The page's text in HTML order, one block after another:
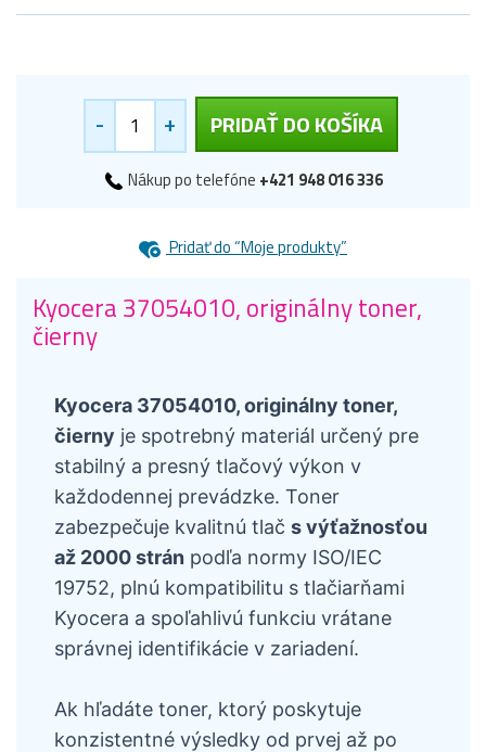
- + PRIDAŤ DO KOŠÍKA
Nákup po telefóne +421 948 016 336
Pridať do “Moje produkty”
Kyocera 37054010, originálny toner,
čierny
Kyocera 37054010, originálny toner,
čierny je spotrebný materiál určený pre
stabilný a presný tlačový výkon v
každodennej prevádzke. Toner
zabezpečuje kvalitnú tlač s výťažnosťou
až 2000 strán podľa normy ISO/IEC
19752, plnú kompatibilitu s tlačiarňami
Kyocera a spoľahlivú funkciu vrátane
správnej identifikácie v zariadení.
Ak hľadáte toner, ktorý poskytuje
konzistentné výsledky od prvej až po